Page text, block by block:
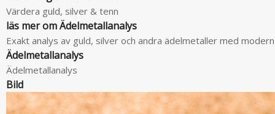
Värdera guld, silver & tenn
läs mer om Ädelmetallanalys
Exakt analys av guld, silver och andra ädelmetaller med
Ädelmetallanalys
Ädelmetallanalys
Bild